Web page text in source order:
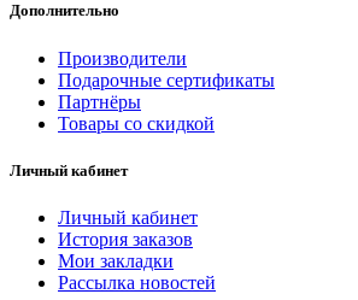
Дополнительно
Производители
Подарочные сертификаты
Партнёры
Товары со скидкой
Личный кабинет
Личный кабинет
История заказов
Мои закладки
Рассылка новостей